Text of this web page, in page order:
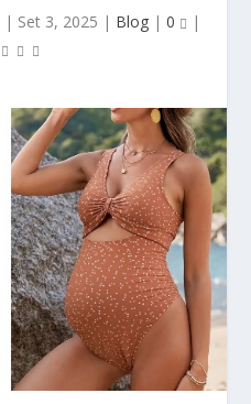
| Set 3, 2025 | Blog| 0 |